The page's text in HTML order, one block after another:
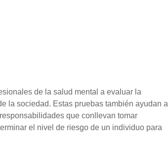
de la salud mental a evaluar la
la sociedad. Estas pruebas también ayudan a
que conllevan tomar
el nivel de riesgo de un individuo para